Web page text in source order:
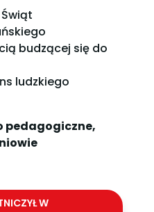
budzącej się do
ludzkiego
pedagogiczne,
W